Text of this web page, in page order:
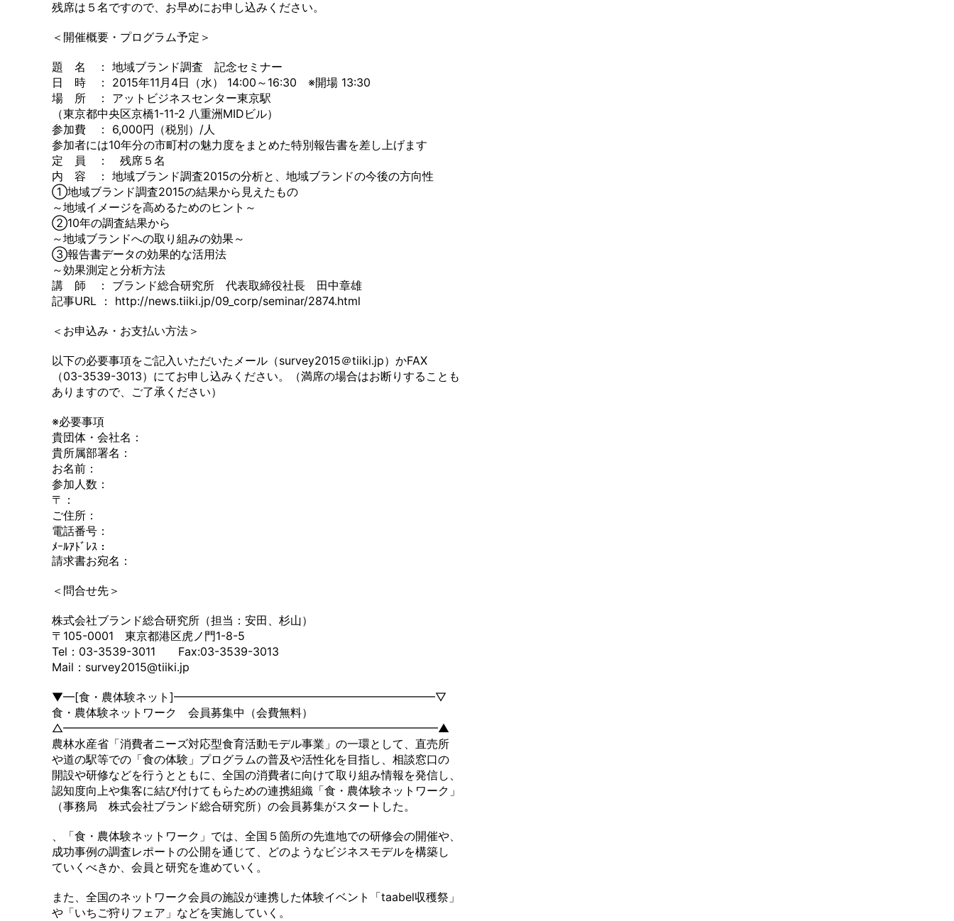
残席は５名ですので、お早めにお申し込みください。
＜開催概要・プログラム予定＞
題 名 ： 地域ブランド調査 記念セミナー
日 時 ： 2015年11月4日（水） 14:00～16:30 ※開場 13:30
場 所 ： アットビジネスセンター東京駅
（東京都中央区京橋1-11-2 八重洲MIDビル）
参加費 ： 6,000円（税別）/人
参加者には10年分の市町村の魅力度をまとめた特別報告書を差し上げます
定 員 ： 残席５名
内 容 ： 地域ブランド調査2015の分析と、地域ブランドの今後の方向性
①地域ブランド調査2015の結果から見えたもの
～地域イメージを高めるためのヒント～
②10年の調査結果から
～地域ブランドへの取り組みの効果～
③報告書データの効果的な活用法
～効果測定と分析方法
講 師 ： ブランド総合研究所 代表取締役社長 田中章雄
記事URL ： http://news.tiiki.jp/09_corp/seminar/2874.html
＜お申込み・お支払い方法＞
以下の必要事項をご記入いただいたメール（survey2015＠tiiki.jp）かFAX
（03-3539-3013）にてお申し込みください。（満席の場合はお断りすることも
ありますので、ご了承ください）
※必要事項
貴団体・会社名：
貴所属部署名：
お名前：
参加人数：
〒：
ご住所：
電話番号：
ﾒｰﾙｱﾄﾞﾚｽ：
請求書お宛名：
＜問合せ先＞
株式会社ブランド総合研究所（担当：安田、杉山）
〒105-0001 東京都港区虎ノ門1-8-5
Tel：03-3539-3011 Fax:03-3539-3013
Mail：survey2015@tiiki.jp
▼━[食・農体験ネット]━━━━━━━━━━━━━━━━━━━━━━━▽
食・農体験ネットワーク 会員募集中（会費無料）
△━━━━━━━━━━━━━━━━━━━━━━━━━━━━━━━━━▲
農林水産省「消費者ニーズ対応型食育活動モデル事業」の一環として、直売所
や道の駅等での「食の体験」プログラムの普及や活性化を目指し、相談窓口の
開設や研修などを行うとともに、全国の消費者に向けて取り組み情報を発信し、
認知度向上や集客に結び付けてもらための連携組織「食・農体験ネットワーク」
（事務局 株式会社ブランド総合研究所）の会員募集がスタートした。
、「食・農体験ネットワーク」では、全国５箇所の先進地での研修会の開催や、
成功事例の調査レポートの公開を通じて、どのようなビジネスモデルを構築し
ていくべきか、会員と研究を進めていく。
また、全国のネットワーク会員の施設が連携した体験イベント「taabel収穫祭」
や「いちご狩りフェア」などを実施していく。